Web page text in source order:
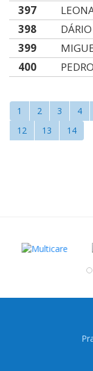
397
398
399
400
1 2 3 4
12
13 14